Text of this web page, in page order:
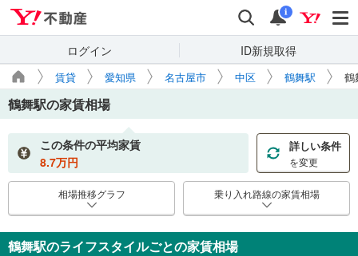
検索 通知
i
ログイン ID新規取得
賃貸 愛知県 名古屋市 中区 鶴舞駅 鶴
鶴舞駅の家賃相場
この条件の平均家賃
8.7万円
詳しい条件
を変更
相場推移グラフ 乗り入れ路線の家賃相場
鶴舞駅のライフスタイルごとの家賃相場